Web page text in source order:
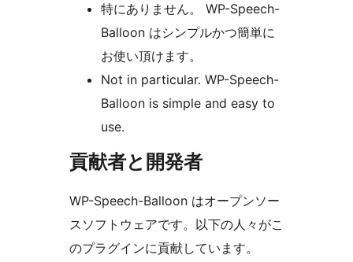
特にありません。 WP-Speech-
Balloon はシンプルかつ簡単に
お使い頂けます。
Not in particular. WP-Speech-
Balloon is simple and easy to
use.
貢献者と開発者
WP-Speech-Balloon はオープンソー
スソフトウェアです。以下の人々がこ
のプラグインに貢献しています。